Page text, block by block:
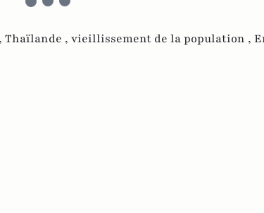
Thaïlande , vieillissement de la population ,